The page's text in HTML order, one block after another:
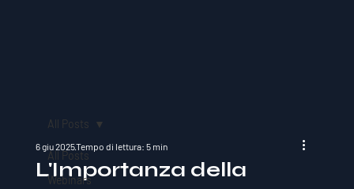
All Posts
Webinars
All Posts
L'Importanza della
6 giu 2025Tempo di lettura: 5 min